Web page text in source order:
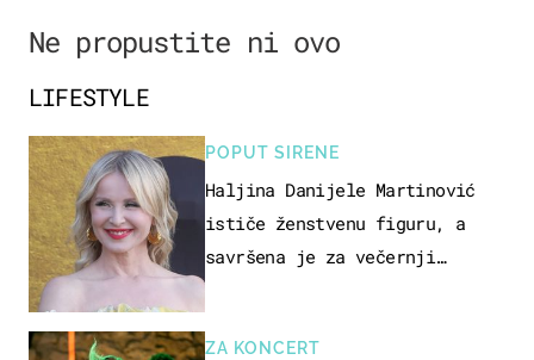
Ne propustite ni ovo
LIFESTYLE
POPUT SIRENE
Haljina Danijele Martinović
ističe ženstvenu figuru, a
savršena je za večernji
ZA KONCERT